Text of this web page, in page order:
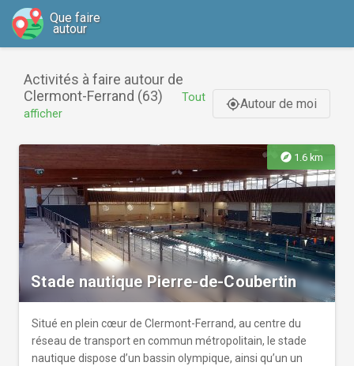
Que faire
autour
Activités à faire autour de
Clermont-Ferrand (63)
Tout
afficher
gps_fixedAutour de moi
explore 1.6 km
Stade nautique Pierre-de-Coubertin
Situé en plein cœur de Clermont-Ferrand, au centre du
réseau de transport en commun métropolitain, le stade
nautique dispose d’un bassin olympique, ainsi qu’un un